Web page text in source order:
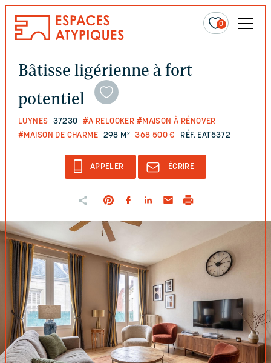
0
Bâtisse ligérienne à fort
potentiel
LUYNES 37230 #A RELOOKER #MAISON À RÉNOVER
#MAISON DE CHARME 298 M² 368 500 € RÉF. EAT5372
APPELER ÉCRIRE